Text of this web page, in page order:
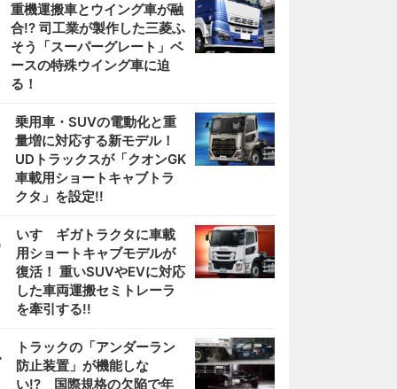
重機運搬車とウイング車が融
合!? 司工業が製作した三菱ふ
そう「スーパーグレート」ベ
ースの特殊ウイング車に迫
る！
乗用車・SUVの電動化と重
量増に対応する新モデル！
UDトラックスが「クオンGK
車載用ショートキャブトラ
クタ」を設定!!
いすゞギガトラクタに車載
用ショートキャブモデルが
復活！ 重いSUVやEVに対応
した車両運搬セミトレーラ
を牽引する!!
トラックの「アンダーラン
防止装置」が機能しな
い!? 国際規格の欠陥で年